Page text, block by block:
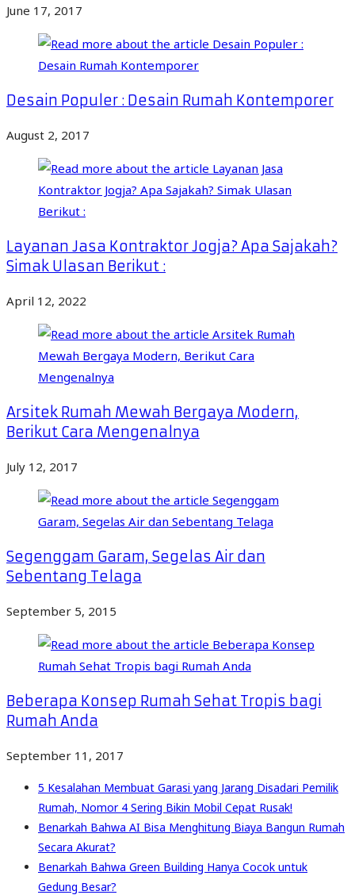
June 17, 2017
Desain Populer : Desain Rumah Kontemporer
August 2, 2017
Layanan Jasa Kontraktor Jogja? Apa Sajakah?
Simak Ulasan Berikut :
April 12, 2022
Arsitek Rumah Mewah Bergaya Modern,
Berikut Cara Mengenalnya
July 12, 2017
Segenggam Garam, Segelas Air dan
Sebentang Telaga
September 5, 2015
Beberapa Konsep Rumah Sehat Tropis bagi
Rumah Anda
September 11, 2017
5 Kesalahan Membuat Garasi yang Jarang Disadari Pemilik
Rumah, Nomor 4 Sering Bikin Mobil Cepat Rusak!
Benarkah Bahwa AI Bisa Menghitung Biaya Bangun Rumah
Secara Akurat?
Benarkah Bahwa Green Building Hanya Cocok untuk
Gedung Besar?